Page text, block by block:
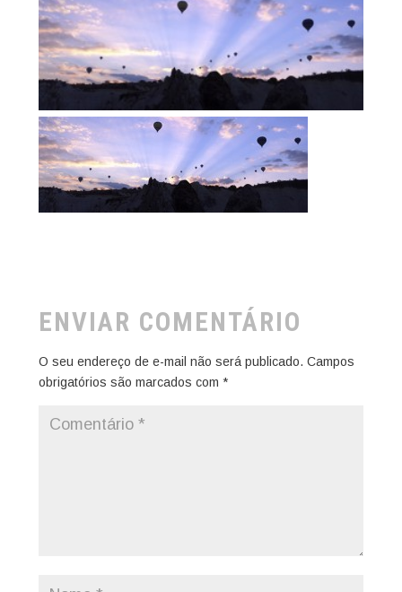
ENVIAR COMENTÁRIO
O seu endereço de e-mail não será publicado. Campos
obrigatórios são marcados com *